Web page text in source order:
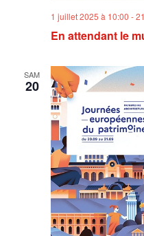
En attendant le
1 juillet 2025 à 10:00 -
SAM
20